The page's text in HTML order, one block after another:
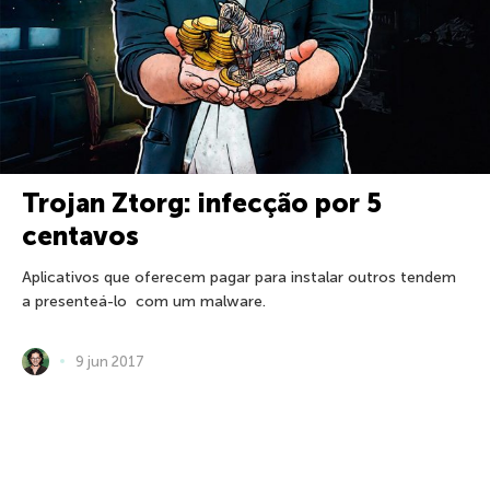
Trojan Ztorg: infecção por 5
centavos
Aplicativos que oferecem pagar para instalar outros tendem
a presenteá-lo com um malware.
9 jun 2017